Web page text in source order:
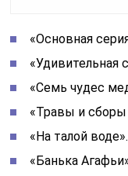
«Основная
«Удивительная
«Семь чудес
«Травы и сборы
«На талой воде».
«Банька